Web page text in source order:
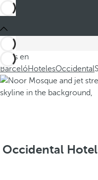
Estás en
BarcelóHotelesOccidental
Occidental